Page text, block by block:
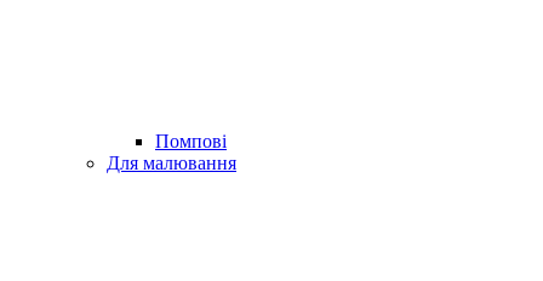
Помпові
Для малювання